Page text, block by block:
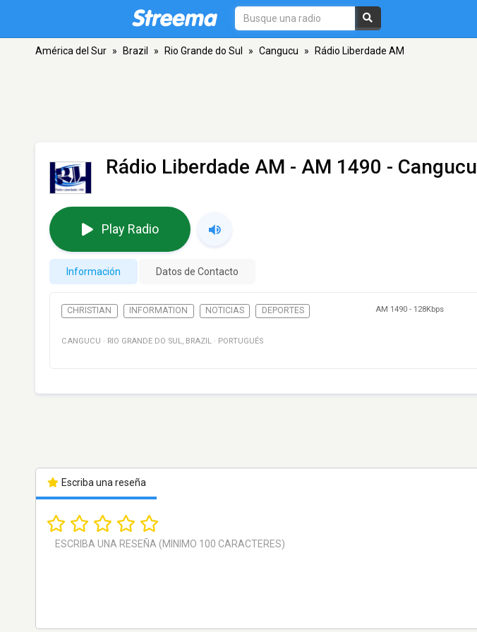
América del Sur » Brazil » Rio Grande do Sul » Cangucu » Rádio Liberdade AM
Rádio Liberdade AM - AM 1490 - Cangucu
Play Radio
Información Datos de Contacto
CHRISTIAN INFORMATION NOTICIAS DEPORTES AM 1490 - 128Kbps
CANGUCU · RIO GRANDE DO SUL, BRAZIL · PORTUGUÉS
Escriba una reseña